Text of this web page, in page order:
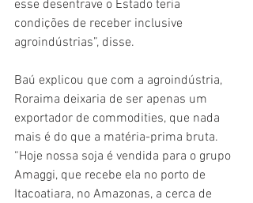
esse desentrave o Estado teria
condições de receber inclusive
agroindústrias”, disse.
Baú explicou que com a agroindústria,
Roraima deixaria de ser apenas um
exportador de commodities, que nada
mais é do que a matéria-prima bruta.
“Hoje nossa soja é vendida para o grupo
Amaggi, que recebe ela no porto de
Itacoatiara, no Amazonas, a cerca de